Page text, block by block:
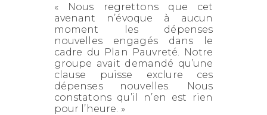
« Nous regrettons que cet
avenant n’évoque à aucun
moment les dépenses
nouvelles engagés dans le
cadre du Plan Pauvreté. Notre
groupe avait demandé qu’une
clause puisse exclure ces
dépenses nouvelles. Nous
constatons qu’il n’en est rien
pour l’heure. »